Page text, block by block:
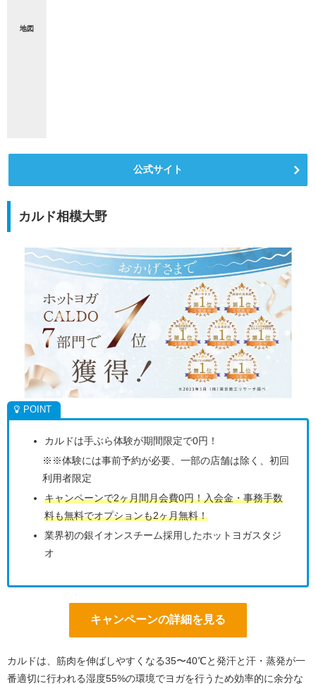
地図
公式サイト
カルド相模大野
カルドは手ぶら体験が期間限定で0円！
※※体験には事前予約が必要、一部の店舗は除く、初回
利用者限定
キャンペーンで2ヶ月間月会費0円！入会金・事務手数
料も無料でオプションも2ヶ月無料！
業界初の銀イオンスチーム採用したホットヨガスタジ
オ
キャンペーンの詳細を見る
カルドは、筋肉を伸ばしやすくなる35〜40℃と発汗と汗・蒸発が一
番適切に行われる湿度55%の環境でヨガを行うため効率的に余分な